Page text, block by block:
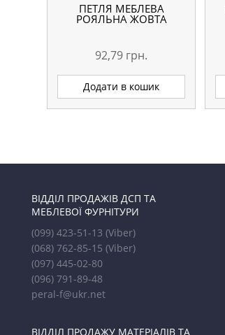
ПЕТЛЯ МЕБЛЕВА
РОЯЛЬНА ЖОВТА
92,79 грн.
Додати в кошик
ВІДДІЛ ПРОДАЖІВ ДСП ТА
МЕБЛЕВОЇ ФУРНІТУРИ
(099) 423-51-13(Viber)
(068) 762-85-15(Viber)
(097) 445-02-80
(096) 791-89-48
peral-f@ukr.net
ВІДДІЛ ПРОДАЖУ МАТЕРІАЛІВ ТА